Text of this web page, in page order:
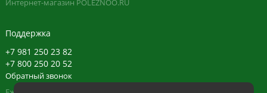
Интернет-магазин POLEZNOO.RU
Поддержка
+7 981 250 23 82
+7 800 250 20 52
Обратный звонок